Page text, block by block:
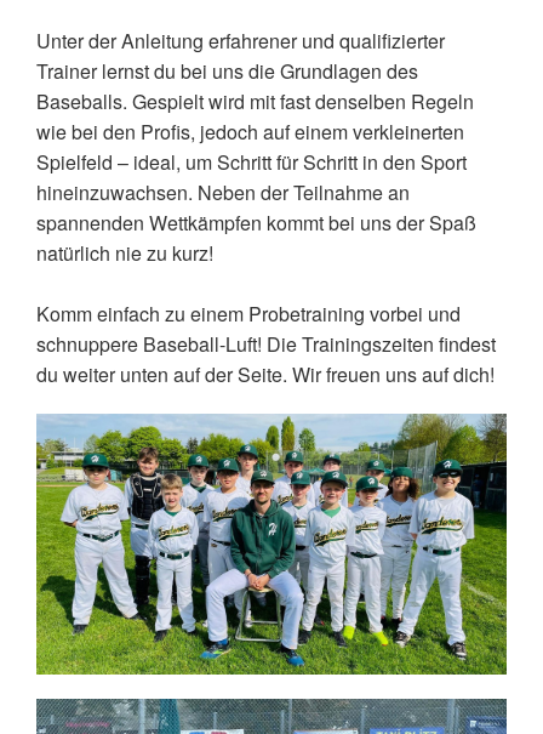
Unter der Anleitung erfahrener und qualifizierter
Trainer lernst du bei uns die Grundlagen des
Baseballs. Gespielt wird mit fast denselben Regeln
wie bei den Profis, jedoch auf einem verkleinerten
Spielfeld – ideal, um Schritt für Schritt in den Sport
hineinzuwachsen. Neben der Teilnahme an
spannenden Wettkämpfen kommt bei uns der Spaß
natürlich nie zu kurz!
Komm einfach zu einem Probetraining vorbei und
schnuppere Baseball-Luft! Die Trainingszeiten findest
du weiter unten auf der Seite. Wir freuen uns auf dich!